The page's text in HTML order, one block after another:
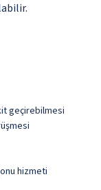
geçirebilmesi
hizmeti